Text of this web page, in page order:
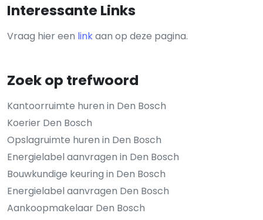
Interessante Links
Vraag hier een linkaan op deze pagina.
Zoek op trefwoord
Kantoorruimte huren in Den Bosch
Koerier Den Bosch
Opslagruimte huren in Den Bosch
Energielabel aanvragen in Den Bosch
Bouwkundige keuring in Den Bosch
Energielabel aanvragen Den Bosch
Aankoopmakelaar Den Bosch